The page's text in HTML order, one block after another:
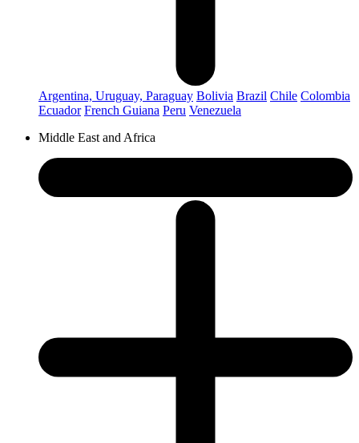
Argentina, Uruguay, Paraguay Bolivia Brazil Chile Colombia
Ecuador French Guiana Peru Venezuela
Middle East and Africa